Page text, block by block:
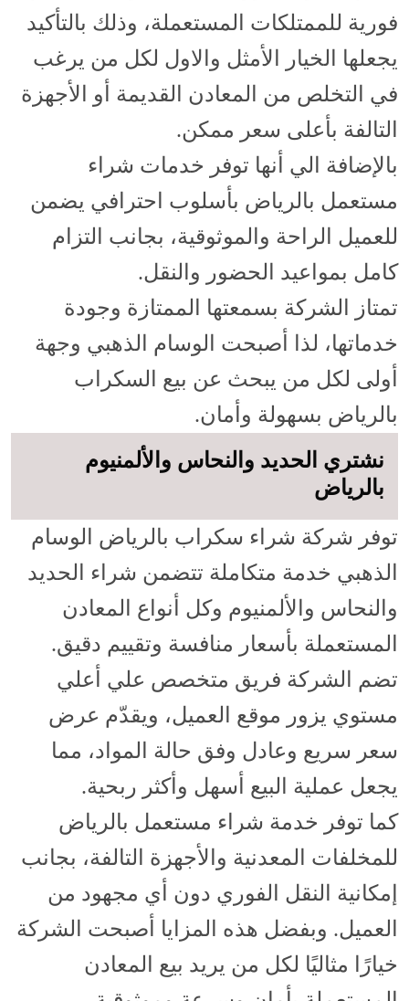
فورية للممتلكات المستعملة، وذلك بالتأكيد
يجعلها الخيار الأمثل والاول لكل من يرغب
في التخلص من المعادن القديمة أو الأجهزة
التالفة بأعلى سعر ممكن.
بالإضافة الي أنها توفر خدمات شراء
مستعمل بالرياض بأسلوب احترافي يضمن
للعميل الراحة والموثوقية، بجانب التزام
كامل بمواعيد الحضور والنقل.
تمتاز الشركة بسمعتها الممتازة وجودة
خدماتها، لذا أصبحت الوسام الذهبي وجهة
أولى لكل من يبحث عن بيع السكراب
بالرياض بسهولة وأمان.
نشتري الحديد والنحاس والألمنيوم
بالرياض
توفر شركة شراء سكراب بالرياض الوسام
الذهبي خدمة متكاملة تتضمن شراء الحديد
والنحاس والألمنيوم وكل أنواع المعادن
المستعملة بأسعار منافسة وتقييم دقيق.
تضم الشركة فريق متخصص علي أعلي
مستوي يزور موقع العميل، ويقدّم عرض
سعر سريع وعادل وفق حالة المواد، مما
يجعل عملية البيع أسهل وأكثر ربحية.
كما توفر خدمة شراء مستعمل بالرياض
للمخلفات المعدنية والأجهزة التالفة، بجانب
إمكانية النقل الفوري دون أي مجهود من
العميل. وبفضل هذه المزايا أصبحت الشركة
خيارًا مثاليًا لكل من يريد بيع المعادن